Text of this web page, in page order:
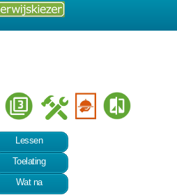
Lessen
Toelating
Wat na